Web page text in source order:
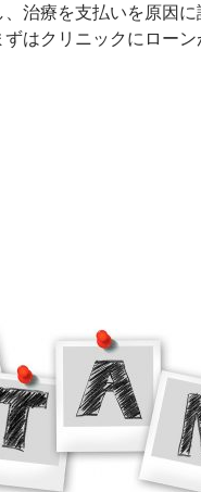
治療を支払いを原因に
はクリニックにロー